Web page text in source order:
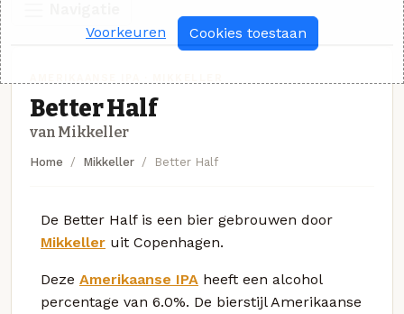
Better Half
van Mikkeller
Home Mikkeller Better Half
De Better Half is een bier gebrouwen door
Mikkeller uit Copenhagen.
Deze Amerikaanse IPA heeft een alcohol
percentage van 6.0%. De bierstijl Amerikaanse
Voorkeuren Cookies toestaan